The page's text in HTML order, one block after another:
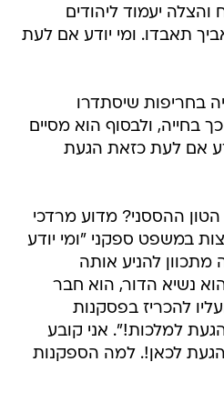
יעמוד ליהודים
תאבדו. ומי יודע אם לעת
בחריפות שיסתדרו
בחייה, ולבסוף הוא מסיים
אם לעת כזאת הגעת
ההססני? מדוע מרדכי
במשפט ספקני "ומי יודע
להניע אותה
נשיא הדור, הוא חבר
להכריז בפסקנות
למלכות!". אני קובע
לכאן!. למה הספקנות